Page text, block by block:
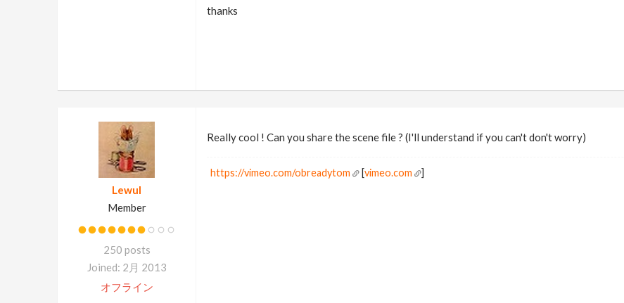
thanks
Lewul
Member
250 posts
Joined: 2月 2013
オフライン
Really cool ! Can you share the scene file ? (I'll understand if you can't don't worry)
https://vimeo.com/obreadytom [vimeo.com ]